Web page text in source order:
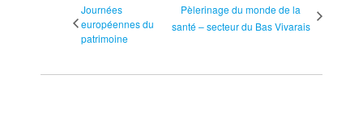
Journées
européennes du
patrimoine
Pèlerinage du monde de la
santé – secteur du Bas Vivarais